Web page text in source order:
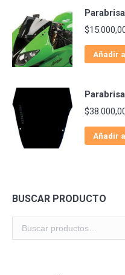
$
Añadir
$
Añadir
BUSCAR PRODUCTO